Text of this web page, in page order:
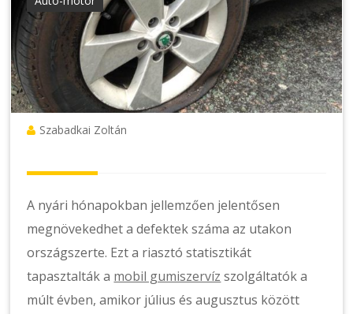
Szabadkai Zoltán
A nyári hónapokban jellemzően jelentősen
megnövekedhet a defektek száma az utakon
országszerte. Ezt a riasztó statisztikát
tapasztalták a mobil gumiszervíz szolgáltatók a
múlt évben, amikor július és augusztus között